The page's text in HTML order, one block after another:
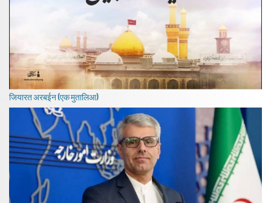
जियारत अरबईन (एक मुतालिआ)